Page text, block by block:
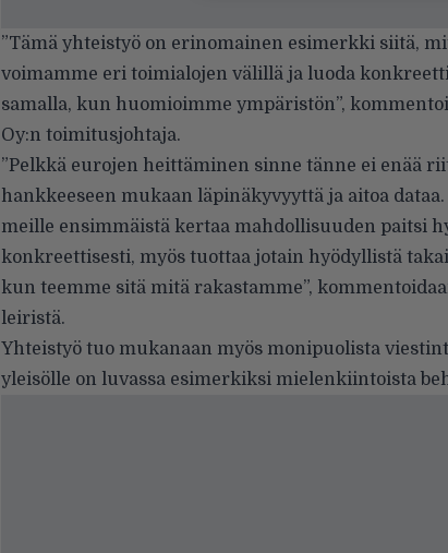
”Tämä yhteistyö on erinomainen esimerkki siitä,
voimamme eri toimialojen välillä ja luoda
samalla, kun huomioimme ympäristön”,
Oy:n toimitusjohtaja.
”Pelkkä eurojen heittäminen sinne tänne ei enää
hankkeeseen mukaan läpinäkyvyyttä ja aitoa
meille ensimmäistä kertaa mahdollisuuden paitsi
konkreettisesti, myös tuottaa jotain hyödyllistä
kun teemme sitä mitä rakastamme”,
leiristä.
Yhteistyö tuo mukanaan myös monipuolista
yleisölle on luvassa esimerkiksi mielenkiintoista